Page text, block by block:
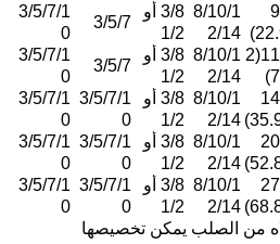
8/10/1
2/14
3/8 أو
1/2
3/5/7
3/5/7/1
0
11.0(2
8/10/1
2/14
3/8 أو
1/2
3/5/7
3/5/7/1
0
8/10/1
2/14
3/8 أو
1/2
3/5/7/1
0
3/5/7/1
0
8/10/1
2/14
3/8 أو
1/2
3/5/7/1
0
3/5/7/1
0
8/10/1
2/14
3/8 أو
1/2
3/5/7/1
0
3/5/7/1
0
من الصلب يمكن تخصيصها